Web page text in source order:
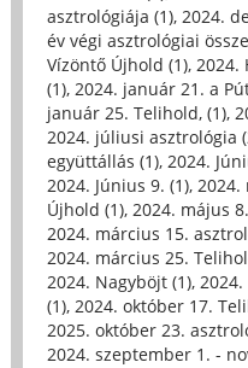
asztrológiája (1), 2024.
év végi asztrológiai
Vízöntő Újhold (1), 2024.
(1), 2024. január 21. a
január 25. Telihold, (1),
2024. júliusi asztrológia
együttállás (1), 2024.
2024. Június 9. (1), 2024.
Újhold (1), 2024. május
2024. március 15.
2024. március 25.
2024. Nagyböjt (1),
(1), 2024. október 17.
2025. október 23.
2024. szeptember 1. -